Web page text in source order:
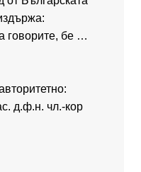
говорите, бе …
д.ф.н. чл.-кор